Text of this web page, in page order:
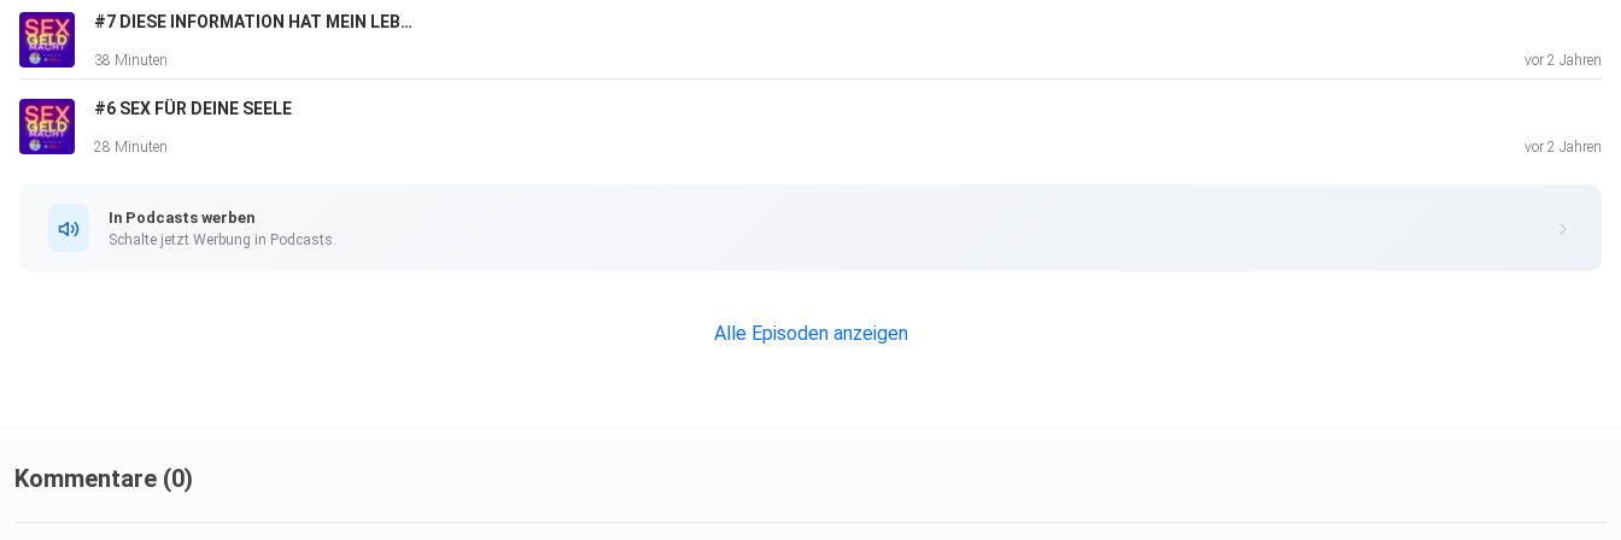
#7 DIESE INFORMATION HAT MEIN LEBEN GERETTET
38 Minuten vor 2 Jahren
#6 SEX FÜR DEINE SEELE
28 Minuten vor 2 Jahren
In Podcasts werben
Schalte jetzt Werbung in Podcasts.
Alle Episoden anzeigen
Kommentare (0)